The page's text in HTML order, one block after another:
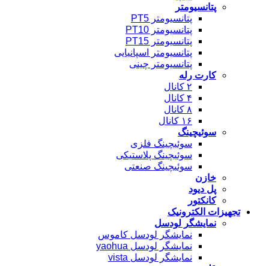
پتانسیومتر
پتانسیومتر PT5
پتانسیومتر PT10
پتانسیومتر PT15
پتانسیومتر اسپانیایی
پتانسیومتر چینی
کارت رله
۲ کانال
۴ کانال
۸ کانال
۱۶ کانال
سوئیچینگ
سوئیچینگ فلزی
سوئیچینگ پلاستیکی
سوئیچینگ صنعتی
خازن
پل دیود
کانکتور
تجهیزات الکترونیک
نمایشگر لودسل
نمایشگر لودسل کاموس
نمایشگر لودسل yaohua
نمایشگر لودسل vista